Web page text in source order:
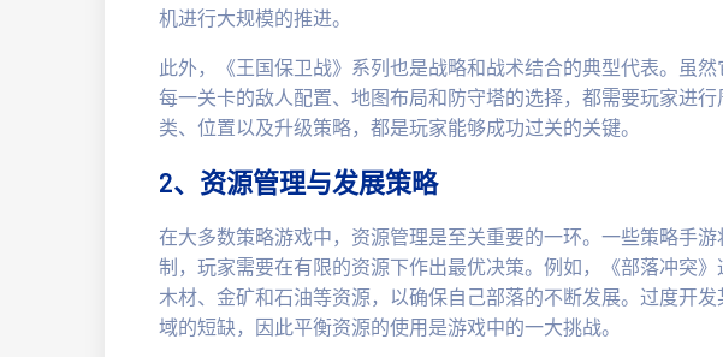
机进行大规模的推进。
此外，《王国保卫战》系列也是战略和战术结合的典型代表。虽
每一关卡的敌人配置、地图布局和防守塔的选择，都需要玩家进
类、位置以及升级策略，都是玩家能够成功过关的关键。
2、资源管理与发展策略
在大多数策略游戏中，资源管理是至关重要的一环。一些策略手
制，玩家需要在有限的资源下作出最优决策。例如，《部落冲突
木材、金矿和石油等资源，以确保自己部落的不断发展。过度开
域的短缺，因此平衡资源的使用是游戏中的一大挑战。